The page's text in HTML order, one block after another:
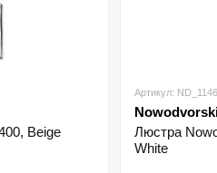
Beige
Артикул:
Люстра
White